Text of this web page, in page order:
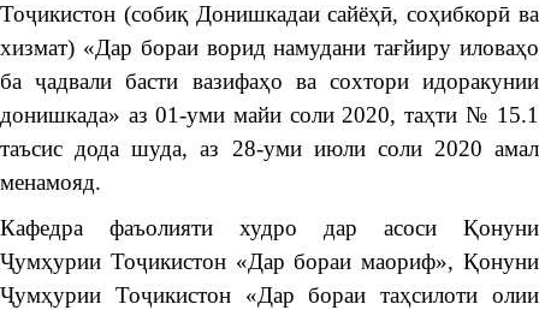
Тоҷикистон (собиқ Донишкадаи сайёҳӣ, соҳибкорӣ ва
хизмат) «Дар бораи ворид намудани тағйиру иловаҳо
ба ҷадвали басти вазифаҳо ва сохтори идоракунии
донишкада» аз 01-уми майи соли 2020, таҳти № 15.1
таъсис дода шуда, аз 28-уми июли соли 2020 амал
менамояд.
Кафедра фаъолияти худро дар асоси Қонуни
Ҷумҳурии Тоҷикистон «Дар бораи маориф», Қонуни
Ҷумҳурии Тоҷикистон «Дар бораи таҳсилоти олии